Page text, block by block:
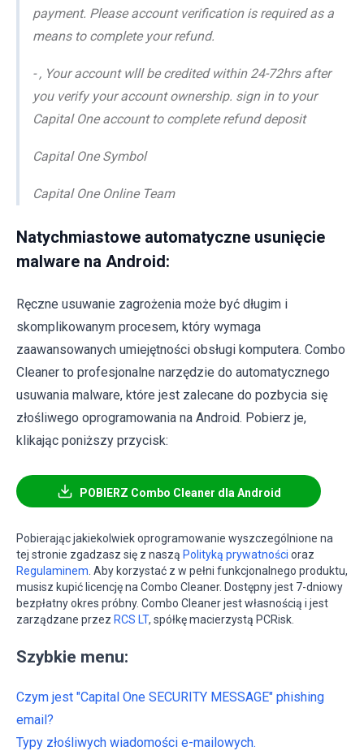
payment. Please account verification is required as a
means to complete your refund.
- , Your account wlll be credited within 24-72hrs after
you verify your account ownership. sign in to your
Capital One account to complete refund deposit
Capital One Symbol
Capital One Online Team
Natychmiastowe automatyczne usunięcie
malware na Android:
Ręczne usuwanie zagrożenia może być długim i
skomplikowanym procesem, który wymaga
zaawansowanych umiejętności obsługi komputera. Combo
Cleaner to profesjonalne narzędzie do automatycznego
usuwania malware, które jest zalecane do pozbycia się
złośliwego oprogramowania na Android. Pobierz je,
klikając poniższy przycisk:
POBIERZ Combo Cleaner dla Android
Pobierając jakiekolwiek oprogramowanie wyszczególnione na
tej stronie zgadzasz się z naszą Polityką prywatności oraz
Regulaminem . Aby korzystać z w pełni funkcjonalnego produktu,
musisz kupić licencję na Combo Cleaner. Dostępny jest 7-dniowy
bezpłatny okres próbny. Combo Cleaner jest własnością i jest
zarządzane przez RCS LT, spółkę macierzystą PCRisk.
Szybkie menu:
Czym jest "Capital One SECURITY MESSAGE" phishing
email?
Typy złośliwych wiadomości e-mailowych.